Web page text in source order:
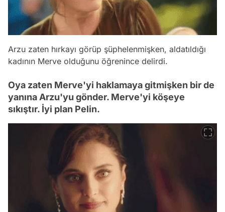
Arzu zaten hırkayı görüp şüphelenmişken, aldatıldığı
kadının Merve olduğunu öğrenince delirdi.
Oya zaten Merve'yi haklamaya gitmişken bir de
yanına Arzu'yu gönder. Merve'yi köşeye
sıkıştır. İyi plan Pelin.